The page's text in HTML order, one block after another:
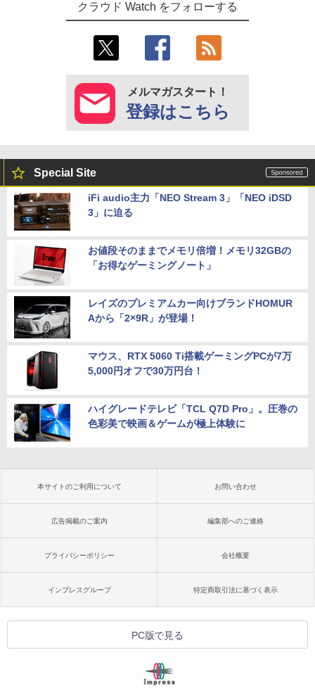
クラウド Watch をフォローする
メルマガスタート！
登録はこちら
Special Site
iFi audio主力「NEO Stream 3」「NEO iDSD
3」に迫る
お値段そのままでメモリ倍増！メモリ32GBの
「お得なゲーミングノート」
レイズのプレミアムカー向けブランドHOMUR
Aから「2×9R」が登場！
マウス、RTX 5060 Ti搭載ゲーミングPCが7万
5,000円オフで30万円台！
ハイグレードテレビ「TCL Q7D Pro」。圧巻の
色彩美で映画＆ゲームが極上体験に
本サイトのご利用について お問い合わせ
広告掲載のご案内 編集部へのご連絡
プライバシーポリシー 会社概要
インプレスグループ 特定商取引法に基づく表示
PC版で見る